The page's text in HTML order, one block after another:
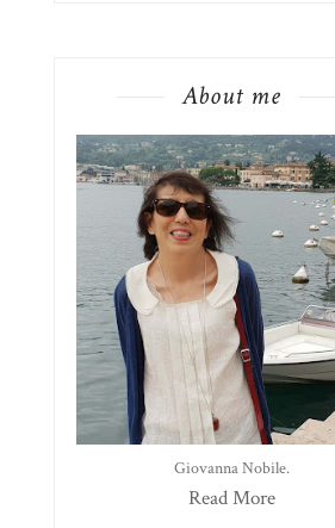
About me
Giovanna Nobile.
Read More